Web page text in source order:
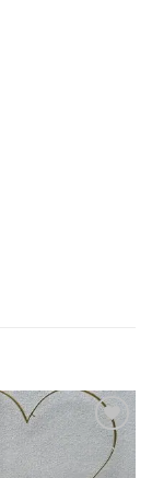
Add to
wishlist